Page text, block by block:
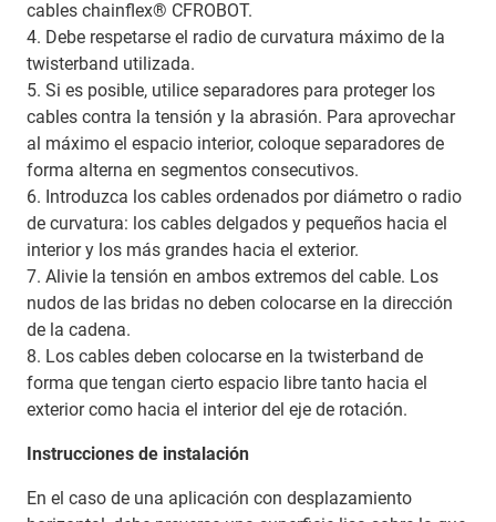
cables chainflex® CFROBOT.
4. Debe respetarse el radio de curvatura máximo de la
twisterband utilizada.
5. Si es posible, utilice separadores para proteger los
cables contra la tensión y la abrasión. Para aprovechar
al máximo el espacio interior, coloque separadores de
forma alterna en segmentos consecutivos.
6. Introduzca los cables ordenados por diámetro o radio
de curvatura: los cables delgados y pequeños hacia el
interior y los más grandes hacia el exterior.
7. Alivie la tensión en ambos extremos del cable. Los
nudos de las bridas no deben colocarse en la dirección
de la cadena.
8. Los cables deben colocarse en la twisterband de
forma que tengan cierto espacio libre tanto hacia el
exterior como hacia el interior del eje de rotación.
Instrucciones de instalación
En el caso de una aplicación con desplazamiento